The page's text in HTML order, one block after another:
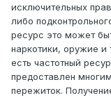
исключительных
либо
ресурс это может
наркотики, оружие и
есть частотный
предоставлен
пережиток.